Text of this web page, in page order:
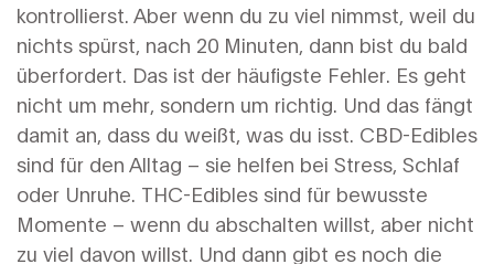
kontrollierst. Aber wenn du zu viel nimmst, weil du
nichts spürst, nach 20 Minuten, dann bist du bald
überfordert. Das ist der häufigste Fehler. Es geht
nicht um mehr, sondern um richtig. Und das fängt
damit an, dass du weißt, was du isst. CBD-Edibles
sind für den Alltag – sie helfen bei Stress, Schlaf
oder Unruhe. THC-Edibles sind für bewusste
Momente – wenn du abschalten willst, aber nicht
zu viel davon willst. Und dann gibt es noch die